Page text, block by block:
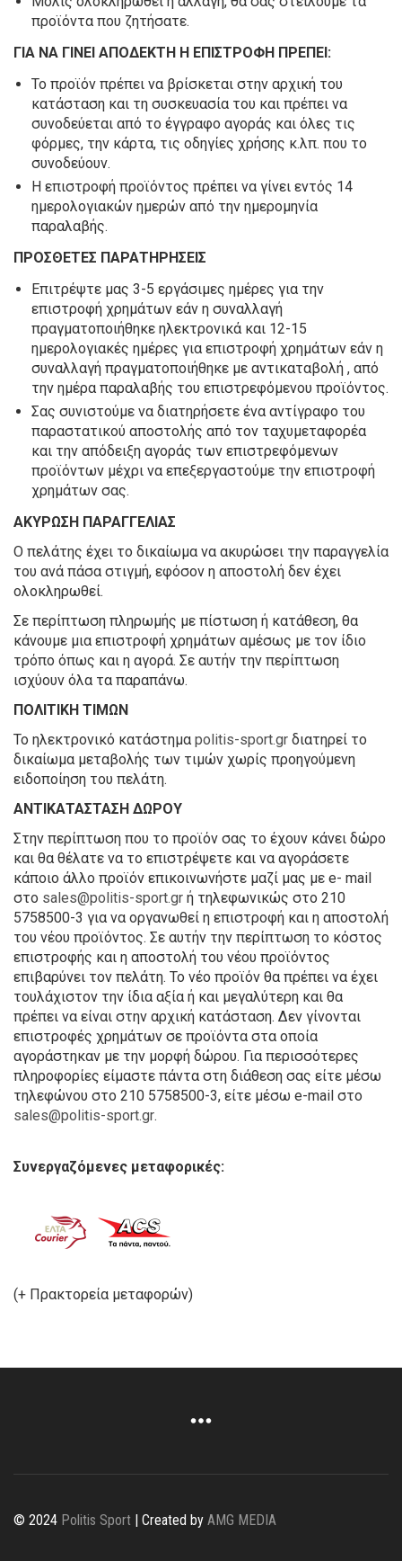
προϊόντα που ζητήσατε.
ΓΙΑ ΝΑ ΓΙΝΕΙ ΑΠΟΔΕΚΤΗ Η ΕΠΙΣΤΡΟΦΗ ΠΡΕΠΕΙ:
Το προϊόν πρέπει να βρίσκεται στην αρχική του
κατάσταση και τη συσκευασία του και πρέπει να
συνοδεύεται από το έγγραφο αγοράς και όλες τις
φόρμες, την κάρτα, τις οδηγίες χρήσης κ.λπ. που το
συνοδεύουν.
Η επιστροφή προϊόντος πρέπει να γίνει εντός 14
ημερολογιακών ημερών από την ημερομηνία
παραλαβής.
ΠΡΟΣΘΕΤΕΣ ΠΑΡΑΤΗΡΗΣΕΙΣ
Επιτρέψτε μας 3-5 εργάσιμες ημέρες για την
επιστροφή χρημάτων εάν η συναλλαγή
πραγματοποιήθηκε ηλεκτρονικά και 12-15
ημερολογιακές ημέρες για επιστροφή χρημάτων εάν η
συναλλαγή πραγματοποιήθηκε με αντικαταβολή , από
την ημέρα παραλαβής του επιστρεφόμενου προϊόντος.
Σας συνιστούμε να διατηρήσετε ένα αντίγραφο του
παραστατικού αποστολής από τον ταχυμεταφορέα
και την απόδειξη αγοράς των επιστρεφόμενων
προϊόντων μέχρι να επεξεργαστούμε την επιστροφή
χρημάτων σας.
ΑΚΥΡΩΣΗ ΠΑΡΑΓΓΕΛΙΑΣ
Ο πελάτης έχει το δικαίωμα να ακυρώσει την παραγγελία
του ανά πάσα στιγμή, εφόσον η αποστολή δεν έχει
ολοκληρωθεί.
Σε περίπτωση πληρωμής με πίστωση ή κατάθεση, θα
κάνουμε μια επιστροφή χρημάτων αμέσως με τον ίδιο
τρόπο όπως και η αγορά. Σε αυτήν την περίπτωση
ισχύουν όλα τα παραπάνω.
ΠΟΛΙΤΙΚΗ ΤΙΜΩΝ
Το ηλεκτρονικό κατάστημα politis-sport.gr διατηρεί το
δικαίωμα μεταβολής των τιμών χωρίς προηγούμενη
ειδοποίηση του πελάτη.
ΑΝΤΙΚΑΤΑΣΤΑΣΗ ΔΩΡΟΥ
Στην περίπτωση που το προϊόν σας το έχουν κάνει δώρο
και θα θέλατε να το επιστρέψετε και να αγοράσετε
κάποιο άλλο προϊόν επικοινωνήστε μαζί μας με e- mail
στο sales@politis-sport.gr ή τηλεφωνικώς στο 210
5758500-3 για να οργανωθεί η επιστροφή και η αποστολή
του νέου προϊόντος. Σε αυτήν την περίπτωση το κόστος
επιστροφής και η αποστολή του νέου προϊόντος
επιβαρύνει τον πελάτη. Το νέο προϊόν θα πρέπει να έχει
τουλάχιστον την ίδια αξία ή και μεγαλύτερη και θα
πρέπει να είναι στην αρχική κατάσταση. Δεν γίνονται
επιστροφές χρημάτων σε προϊόντα στα οποία
αγοράστηκαν με την μορφή δώρου. Για περισσότερες
πληροφορίες είμαστε πάντα στη διάθεση σας είτε μέσω
τηλεφώνου στο 210 5758500-3, είτε μέσω e-mail στο
sales@politis-sport.gr.
Συνεργαζόμενες μεταφορικές:
(+ Πρακτορεία μεταφορών)
© 2024 Politis Sport | Created by AMG MEDIA